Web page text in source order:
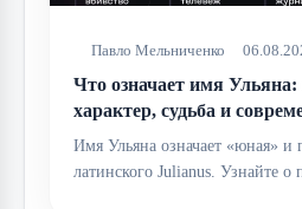
Павло Мельниченко
Что означает имя Ульяна:
характер, судьба и
Имя Ульяна означает «юная» и
латинского Julianus. Узнайте